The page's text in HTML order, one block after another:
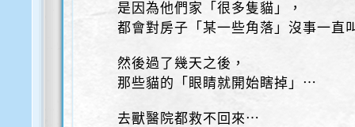
是因為他們家「很多隻貓」，
都會對房子「某一些角落」沒事一直
然後過了幾天之後，
那些貓的「眼睛就開始瞎掉」⋯
去獸醫院都救不回來⋯